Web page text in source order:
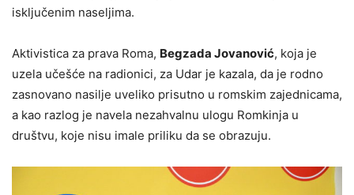
isključenim naseljima.
Aktivistica za prava Roma, Begzada Jovanović, koja je
uzela učešće na radionici, za Udar je kazala, da je rodno
zasnovano nasilje uveliko prisutno u romskim zajednicama,
a kao razlog je navela nezahvalnu ulogu Romkinja u
društvu, koje nisu imale priliku da se obrazuju.